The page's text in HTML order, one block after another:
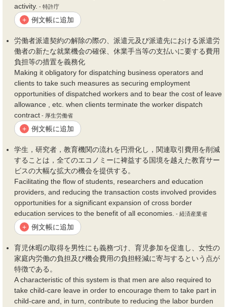
activity. - 特許庁
+ 例文帳に追加
労働者派遣契約の解除の際の、派遣元及び派遣先における派遣労
働者の新たな就業機会の確保、休業手当等の支払いに要する費用
負担等の措置を義務化
Making it obligatory for dispatching business operators and
clients to take such measures as securing employment
opportunities of dispatched workers and to bear the cost of leave
allowance , etc. when clients terminate the worker dispatch
contract - 厚生労働省
+ 例文帳に追加
学生，研究者，教育機関の流れを円滑化し，関連取引 費用を削減
することは，全てのエコノミーに裨益する国境を越えた教育サー
ビスの大幅な拡大の機会を提供する。
Facilitating the flow of students, researchers and education
providers, and reducing the transaction costs involved provides
opportunities for a significant expansion of cross border
education services to the benefit of all economies. - 経済産業省
+ 例文帳に追加
育児休暇の取得を男性にも義務づけ、育児参加を促進し、女性の
家庭内労働の負担及び機会費用の負担軽減に寄与するという点が
特徴である。
A characteristic of this system is that men are also required to
take child-care leave in order to encourage them to take part in
child-care and, in turn, contribute to reducing the labor burden